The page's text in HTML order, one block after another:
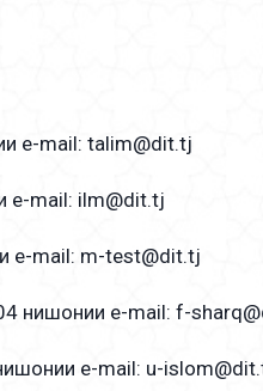
e-mail: talim@dit.tj
mail: ilm@dit.tj
mail: m-test@dit.tj
нишонии e-mail: f-
e-mail: u-